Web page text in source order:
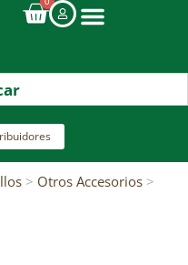
> Otros Accesorios >